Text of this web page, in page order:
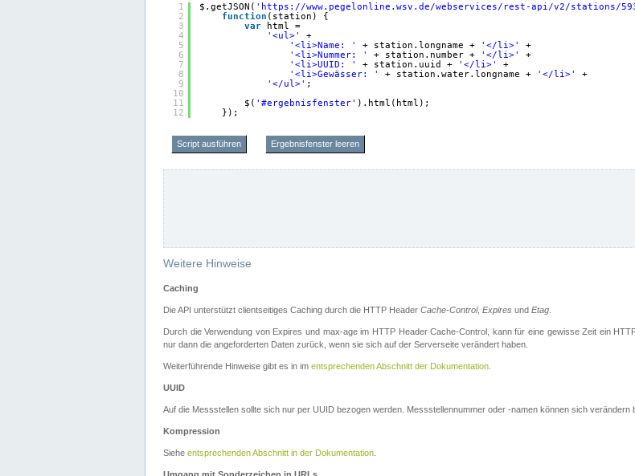
1
2
3
4
5
6
7
8
9
10
11
12
$.getJSON( ' https://www.pegelonline.wsv.de/webservices/rest-api/v2/stations/
function (station) {
var
html =
'<ul>'
+
'<li>Name: '
+ station.longname + '</li>'
+
'<li>Nummer: '
+ station.number + '</li>'
+
'<li>UUID: '
+ station.uuid + '</li>'
+
'<li>Gewässer: '
+ station.water.longname + '</li>'
+
'</ul>' ;
$( '#ergebnisfenster' ).html(html);
});
Script ausführen Ergebnisfenster leeren
Weitere Hinweise
Caching
Die API unterstützt clientseitiges Caching durch die HTTP Header Cache-Control, Expires und Etag.
Durch die Verwendung von Expires und max-age im HTTP Header Cache-Control, kann für eine gewisse Zeit ein
nur dann die angeforderten Daten zurück, wenn sie sich auf der Serverseite verändert haben.
Weiterführende Hinweise gibt es in im entsprechenden Abschnitt der Dokumentation.
UUID
Auf die Messstellen sollte sich nur per UUID bezogen werden. Messstellennummer oder -namen können sich verändern
Kompression
Siehe entsprechenden Abschnitt in der Dokumentation.